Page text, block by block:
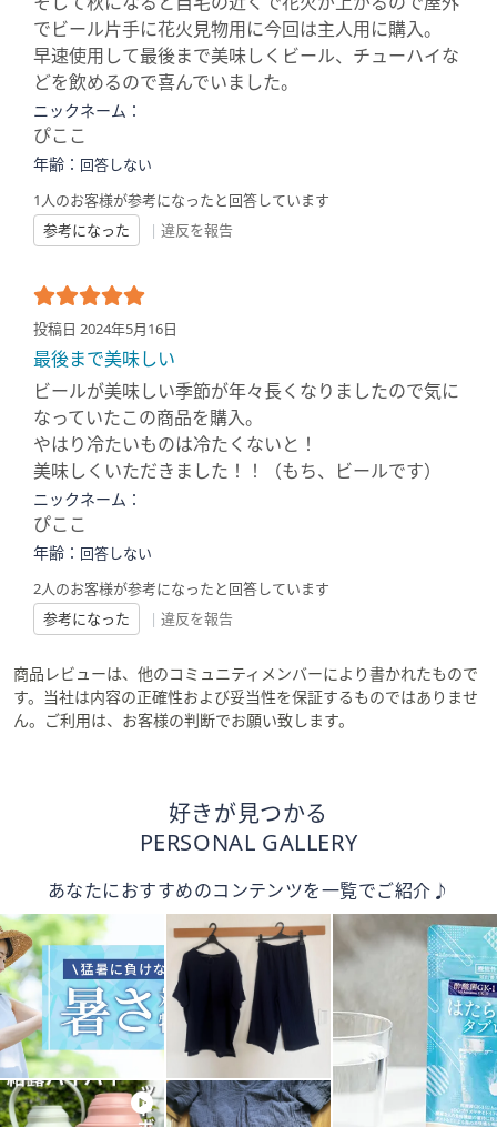
でビール片手に花火見物用に今回は主人用に購入。
早速使用して最後まで美味しくビール、チューハイな
どを飲めるので喜んでいました。
ニックネーム：
ぴここ
年齢： 回答しない
1人のお客様が参考になったと回答しています
参考になった
| 違反を報告
投稿日 2024年5月16日
最後まで美味しい
ビールが美味しい季節が年々長くなりましたので気に
なっていたこの商品を購入。
やはり冷たいものは冷たくないと！
美味しくいただきました！！（もち、ビールです）
ニックネーム：
ぴここ
年齢： 回答しない
2人のお客様が参考になったと回答しています
参考になった
| 違反を報告
商品レビューは、他のコミュニティメンバーにより書かれたもので
す。当社は内容の正確性および妥当性を保証するものではありませ
ん。ご利用は、お客様の判断でお願い致します。
好きが見つかる
PERSONAL GALLERY
あなたにおすすめのコンテンツを一覧でご紹介♪